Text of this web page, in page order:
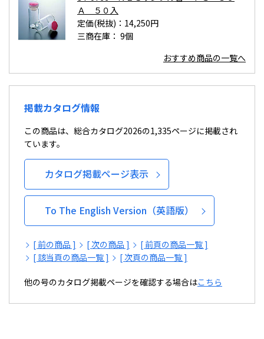
Ａ ５０入
定価(税抜)：14,250円
三商在庫： 9個
おすすめ商品の一覧へ
掲載カタログ情報
この商品は、総合カタログ2026の1,335ページに掲載され
ています。
カタログ掲載ページ表示
To The English Version（英語版）
[ 前の商品 ] [ 次の商品 ]
[ 前頁の商品一覧 ]
[ 該当頁の商品一覧 ]
[ 次頁の商品一覧 ]
他の号のカタログ掲載ページを確認する場合はこちら